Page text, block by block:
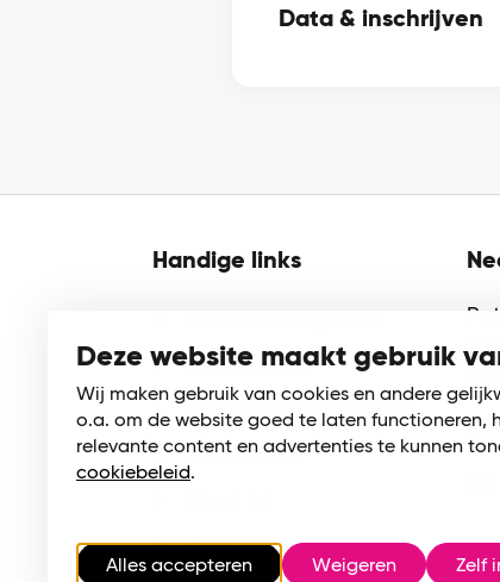
Deze website maakt gebruik
Wij maken gebruik van cookies en andere
o.a. om de website goed te laten functioneren,
relevante content en advertenties te kunnen
cookiebeleid.
Alles accepteren Weigeren Zelf
Data & inschrijven
Handige links
Cultuurmenu
Schoolsporttoernooien
Zaalverhuur
Over ons